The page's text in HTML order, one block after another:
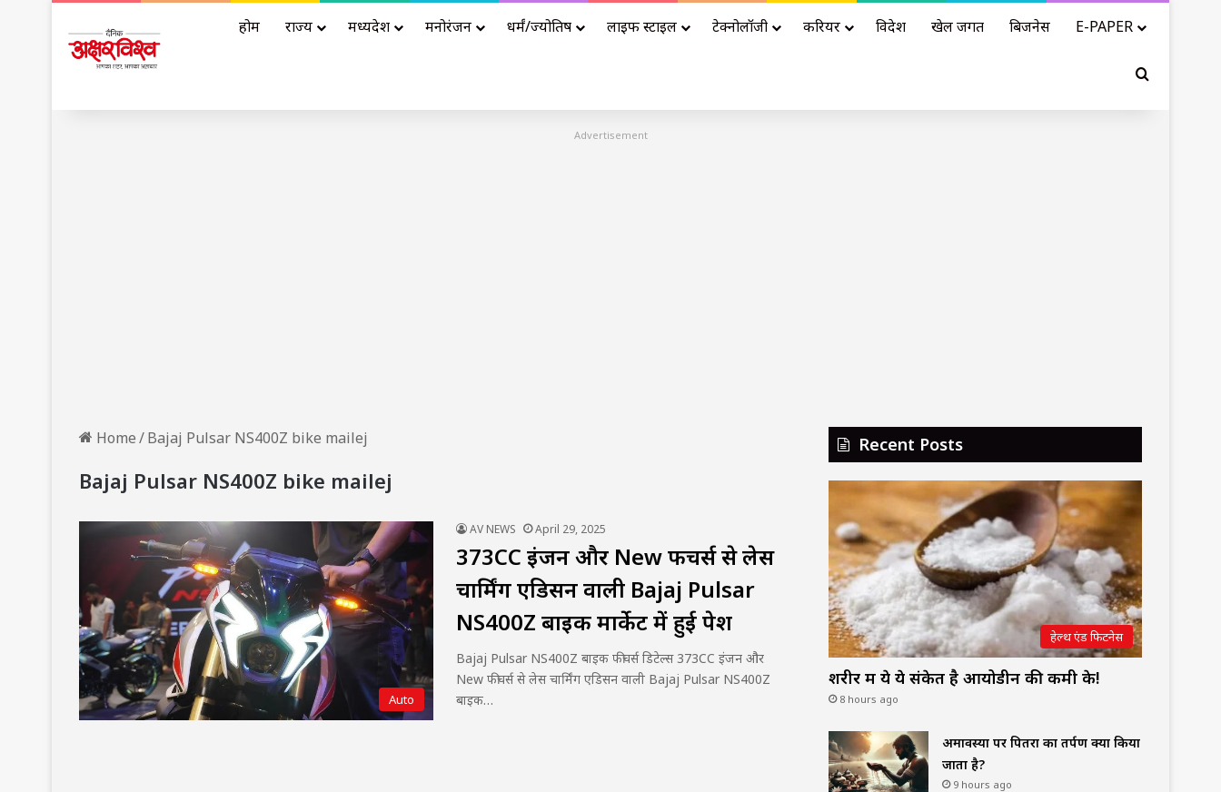
होम राज्य मध्यप्रदेश मनोरंजन धर्मं/ज्योतिष लाइफ स्टाइल टेक्नोलॉजी करियर विदेश खेल जगत बिजनेस E-PAPER
Search for
Advertisement
Home/Bajaj Pulsar NS400Z bike mailej
Bajaj Pulsar NS400Z bike mailej
Auto
AV NEWS April 29, 2025
373CC इंजन और New फीचर्स से लेस
चार्मिंग एडिसन वाली Bajaj Pulsar
NS400Z बाइक मार्केट में हुई पेश
Bajaj Pulsar NS400Z बाइक फीचर्स डिटेल्स 373CC इंजन और
New फीचर्स से लेस चार्मिंग एडिसन वाली Bajaj Pulsar NS400Z
बाइक…
Recent Posts
हेल्थ एंड फिटनेस
शरीर में ये ये संकेत है आयोडीन की कमी के!
8 hours ago
अमावस्या पर पितरों का तर्पण क्यों किया
जाता है?
9 hours ago